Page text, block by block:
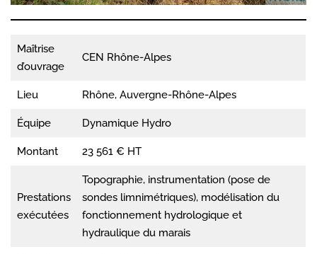
Maîtrise
d’ouvrage
CEN Rhône-Alpes
Lieu Rhône, Auvergne-Rhône-Alpes
Équipe Dynamique Hydro
Montant 23 561 € HT
Prestations
exécutées
Topographie, instrumentation (pose de
sondes limnimétriques), modélisation du
fonctionnement hydrologique et
hydraulique du marais